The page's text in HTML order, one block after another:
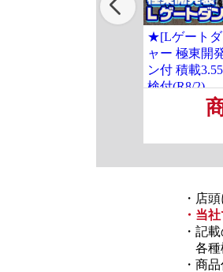
★[Lゲートダ
ャー 極東開
ン付 積載
検付(R8/2)
・店
・当
・記
各種
・商